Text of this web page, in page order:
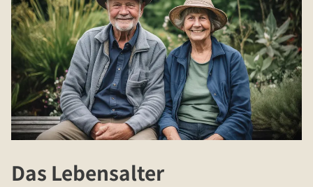
Das Lebensalter